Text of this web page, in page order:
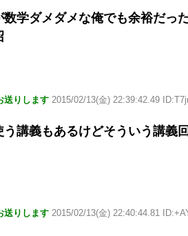
学ダメダメな俺でも余裕だっ
送りします 2015/02/13(金) 22:39:42.49
講義もあるけどそういう講義
送りします 2015/02/13(金) 22:40:44.81